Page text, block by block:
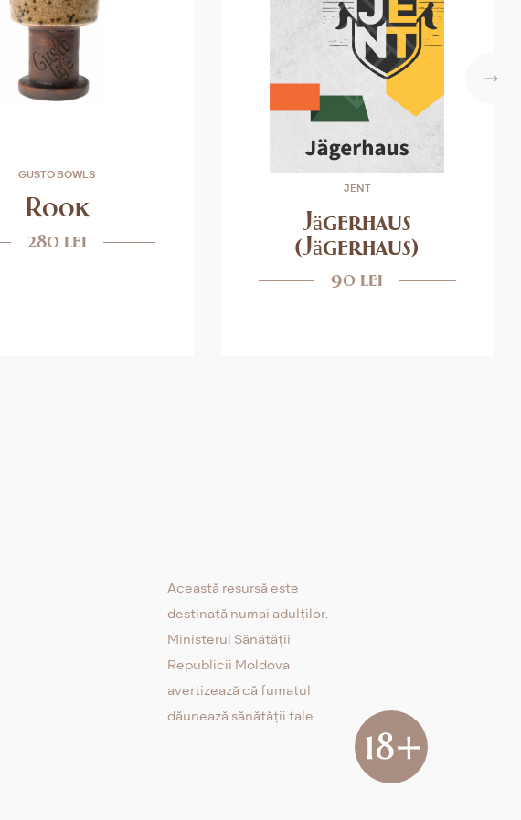
GUSTO BOWLS
Rook
280 lei
JENT
Jägerhaus
(Jägerhaus)
90 lei
Această resursă este
destinată numai adulților.
Ministerul Sănătății
Republicii Moldova
avertizează că fumatul
dăunează sănătății tale.